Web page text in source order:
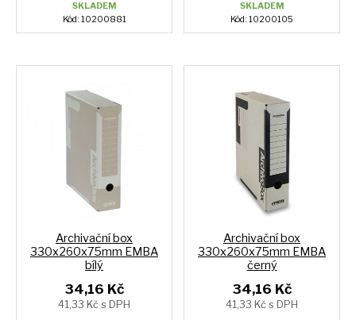
SKLADEM
Kód: 10200881
SKLADEM
Kód: 10200105
Archivační box
330x260x75mm EMBA
bílý
34,16 Kč
41,33 Kč s DPH
Archivační box
330x260x75mm EMBA
černý
34,16 Kč
41,33 Kč s DPH